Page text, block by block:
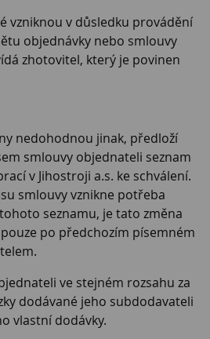
vzniknou v důsledku provádění
objednávky nebo smlouvy
zhotovitel, který je povinen
nedohodnou jinak, předloží
smlouvy objednateli seznam
v Jihostroji a.s. ke schválení.
smlouvy vznikne potřeba
seznamu, je tato změna
po předchozím písemném
ve stejném rozsahu za
dodávané jeho subdodavateli
vlastní dodávky.